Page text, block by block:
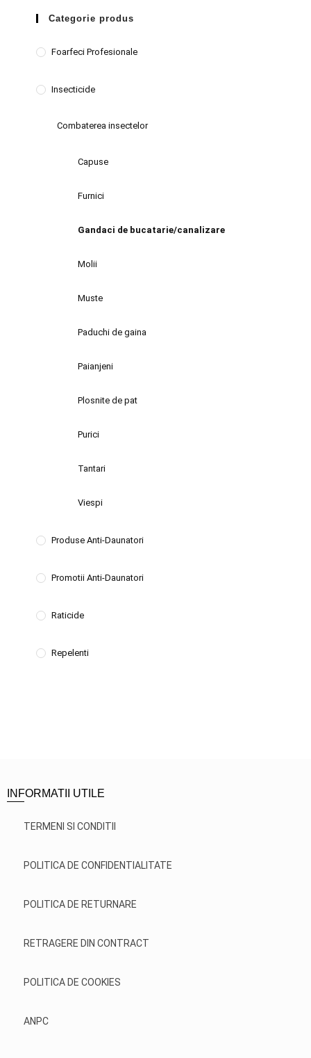
Categorie produs
Foarfeci Profesionale
Insecticide
Combaterea insectelor
Capuse
Furnici
Gandaci de bucatarie/canalizare
Molii
Muste
Paduchi de gaina
Paianjeni
Plosnite de pat
Purici
Tantari
Viespi
Produse Anti-Daunatori
Promotii Anti-Daunatori
Raticide
Repelenti
INFORMATII UTILE
TERMENI SI CONDITII
POLITICA DE CONFIDENTIALITATE
POLITICA DE RETURNARE
RETRAGERE DIN CONTRACT
POLITICA DE COOKIES
ANPC